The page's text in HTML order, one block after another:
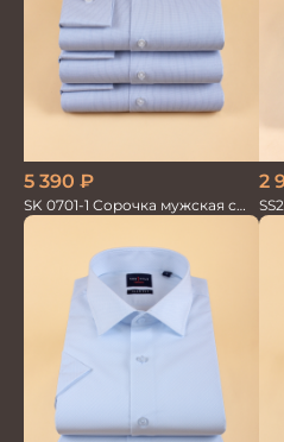
5 390 ₽
SK 0701-1 Сорочка мужская с
шёлком
2